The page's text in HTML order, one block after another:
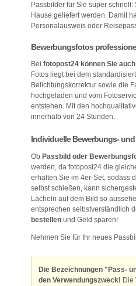
Passbilder für Sie super
Hause geliefert werden. Damit
Personalausweis oder
Bewerbungsfotos
Bei fotopost24 können Sie
Fotos liegt bei dem
Belichtungskorrektur sowie die
hochgeladen und vom
entstehen. Mit den
innerhalb von 24 Stunden.
Individuelle Bewerbungs-
Ob Passbild oder
werden, da fotopost24 die
erhalten Sie im 4er-Set, sodass
selbst schießen, kann
Lächeln auf dem Bild so
entsprechen selbstverständlich
bestellen und Geld sparen!
Nehmen Sie für Ihr neues
Die Bezeichnungen "Pass-
den Verwendungszweck! Die